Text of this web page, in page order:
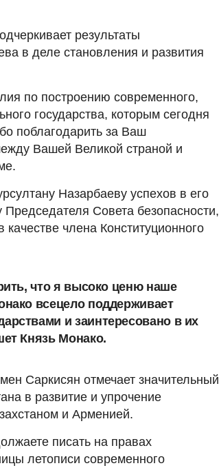
результаты
в деле становления и развития
по построению современного,
государства, которым сегодня
поблагодарить за Ваш
Вашей Великой страной и
Назарбаеву успехов в его
Совета безопасности,
члена Конституционного
что я высоко ценю наше
всецело поддерживает
и заинтересовано в их
Князь Монако.
Саркисян отмечает значительный
в развитие и упрочение
и Арменией.
писать на правах
летописи современного